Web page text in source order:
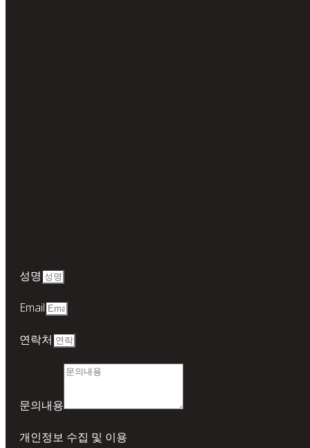
성명
Email
연락처
문의내용
개인정보 수집 및 이용